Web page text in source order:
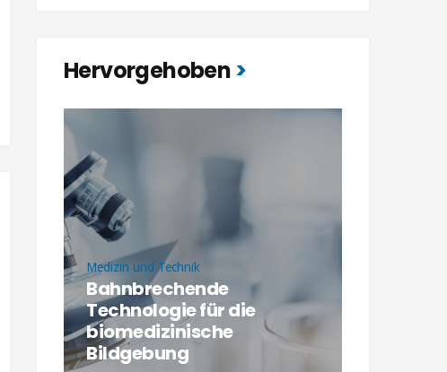
Hervorgehoben
Medizin und Technik
Bahnbrechende
Technologie für die
biomedizinische
Bildgebung